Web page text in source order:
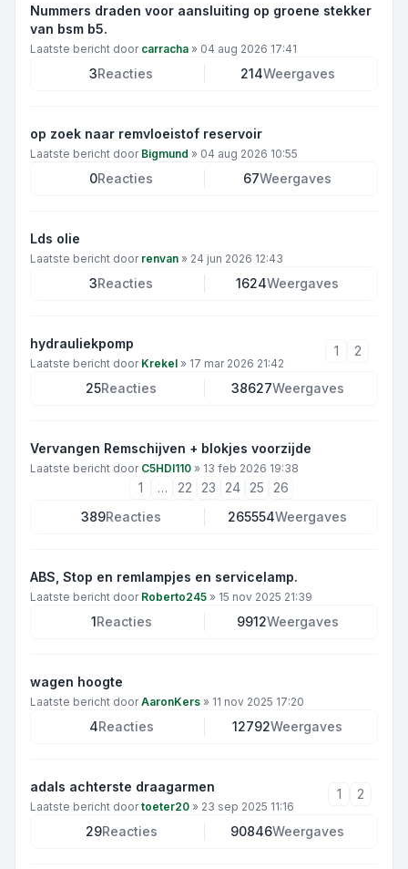
Nummers draden voor aansluiting op groene stekker
van bsm b5.
Laatste bericht door carracha » 04 aug 2026 17:41
3Reacties 214Weergaves
op zoek naar remvloeistof reservoir
Laatste bericht door Bigmund » 04 aug 2026 10:55
0Reacties 67Weergaves
Lds olie
Laatste bericht door renvan » 24 jun 2026 12:43
3Reacties 1624Weergaves
hydrauliekpomp
Laatste bericht door Krekel » 17 mar 2026 21:42
1 2
25Reacties 38627Weergaves
Vervangen Remschijven + blokjes voorzijde
Laatste bericht door C5HDI110 » 13 feb 2026 19:38
1 … 22 23 24 25
26
389Reacties 265554Weergaves
ABS, Stop en remlampjes en servicelamp.
Laatste bericht door Roberto245 » 15 nov 2025 21:39
1Reacties 9912Weergaves
wagen hoogte
Laatste bericht doorAaronKers » 11 nov 2025 17:20
4Reacties 12792Weergaves
adals achterste draagarmen
Laatste bericht doortoeter20 » 23 sep 2025 11:16
1 2
29Reacties 90846Weergaves